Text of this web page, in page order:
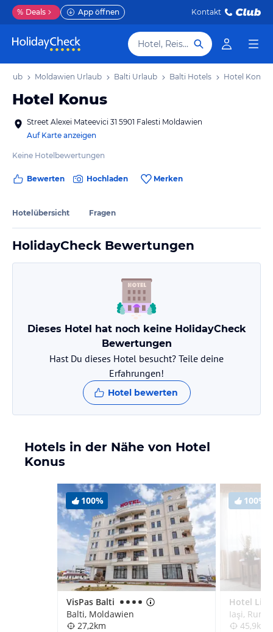
% Deals App öffnen Kontakt
Hotel, Reiseziel
Moldawien Urlaub Balti Urlaub Balti Hotels Hotel Konus
Hotel Konus
Street Alexei Mateevici 31 5901 Falesti Moldawien
Auf Karte anzeigen
Keine Hotelbewertungen
Bewerten Hochladen Merken
Hotelübersicht Fragen
HolidayCheck Bewertungen
Dieses Hotel hat noch keine HolidayCheck
Bewertungen
Hast Du dieses Hotel besucht? Teile deine
Erfahrungen!
Hotel bewerten
Hotels in der Nähe von Hotel
Konus
100%
VisPas Balti
Balti, Moldawien
27,2km
100%
Hotel
Iaşi,
45,9km